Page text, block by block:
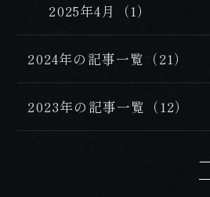
2025年4月（1）
2024年の記事一覧（21）
2023年の記事一覧（12）